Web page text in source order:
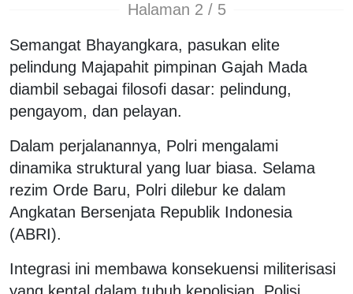
Halaman 2 / 5
Semangat Bhayangkara, pasukan elite
pelindung Majapahit pimpinan Gajah Mada
diambil sebagai filosofi dasar: pelindung,
pengayom, dan pelayan.
Dalam perjalanannya, Polri mengalami
dinamika struktural yang luar biasa. Selama
rezim Orde Baru, Polri dilebur ke dalam
Angkatan Bersenjata Republik Indonesia
(ABRI).
Integrasi ini membawa konsekuensi militerisasi